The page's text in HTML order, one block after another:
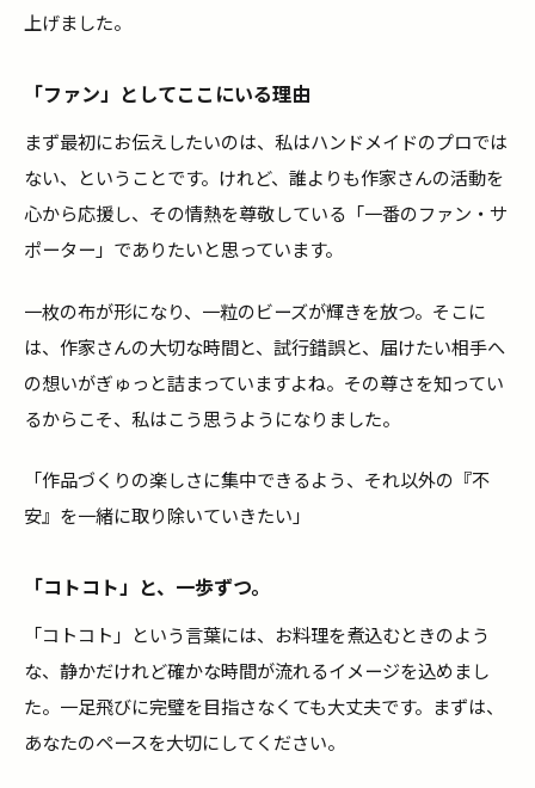
上げました。
「ファン」としてここにいる理由
まず最初にお伝えしたいのは、私はハンドメイドのプロでは
ない、ということです。けれど、誰よりも作家さんの活動を
心から応援し、その情熱を尊敬している「一番のファン・サ
ポーター」でありたいと思っています。
一枚の布が形になり、一粒のビーズが輝きを放つ。そこに
は、作家さんの大切な時間と、試行錯誤と、届けたい相手へ
の想いがぎゅっと詰まっていますよね。その尊さを知ってい
るからこそ、私はこう思うようになりました。
「作品づくりの楽しさに集中できるよう、それ以外の『不
安』を一緒に取り除いていきたい」
「コトコト」と、一歩ずつ。
「コトコト」という言葉には、お料理を煮込むときのよう
な、静かだけれど確かな時間が流れるイメージを込めまし
た。一足飛びに完璧を目指さなくても大丈夫です。まずは、
あなたのペースを大切にしてください。